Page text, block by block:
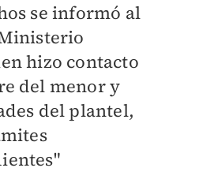
se informó al
hizo contacto
del menor y
del plantel,